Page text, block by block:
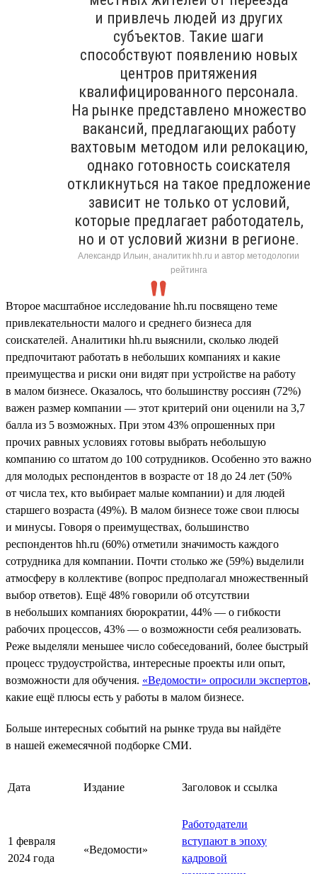
и привлечь людей из других
субъектов. Такие шаги
способствуют появлению новых
центров притяжения
квалифицированного персонала.
На рынке представлено множество
вакансий, предлагающих работу
вахтовым методом или релокацию,
однако готовность соискателя
откликнуться на такое предложение
зависит не только от условий,
которые предлагает работодатель,
но и от условий жизни в регионе.
Александр Ильин, аналитик hh.ru и автор методологии
рейтинга
Второе масштабное исследование hh.ru посвящено теме
привлекательности малого и среднего бизнеса для
соискателей. Аналитики hh.ru выяснили, сколько людей
предпочитают работать в небольших компаниях и какие
преимущества и риски они видят при устройстве на работу
в малом бизнесе. Оказалось, что большинству россиян (72%)
важен размер компании — этот критерий они оценили на 3,7
балла из 5 возможных. При этом 43% опрошенных при
прочих равных условиях готовы выбрать небольшую
компанию со штатом до 100 сотрудников. Особенно это важно
для молодых респондентов в возрасте от 18 до 24 лет (50%
от числа тех, кто выбирает малые компании) и для людей
старшего возраста (49%). В малом бизнесе тоже свои плюсы
и минусы. Говоря о преимуществах, большинство
респондентов hh.ru (60%) отметили значимость каждого
сотрудника для компании. Почти столько же (59%) выделили
атмосферу в коллективе (вопрос предполагал множественный
выбор ответов). Ещё 48% говорили об отсутствии
в небольших компаниях бюрократии, 44% — о гибкости
рабочих процессов, 43% — о возможности себя реализовать.
Реже выделяли меньшее число собеседований, более быстрый
процесс трудоустройства, интересные проекты или опыт,
возможности для обучения. «Ведомости» опросили экспертов,
какие ещё плюсы есть у работы в малом бизнесе.
Больше интересных событий на рынке труда вы найдёте
в нашей ежемесячной подборке СМИ.
Дата Издание Заголовок и ссылка
1 февраля
2024 года
«Ведомости»
Работодатели
вступают в эпоху
кадровой